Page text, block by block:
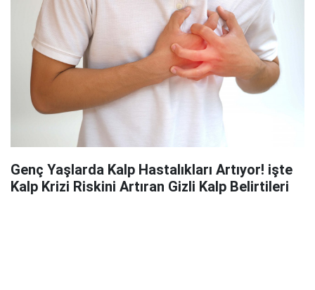
Genç Yaşlarda Kalp Hastalıkları Artıyor! işte
Kalp Krizi Riskini Artıran Gizli Kalp Belirtileri